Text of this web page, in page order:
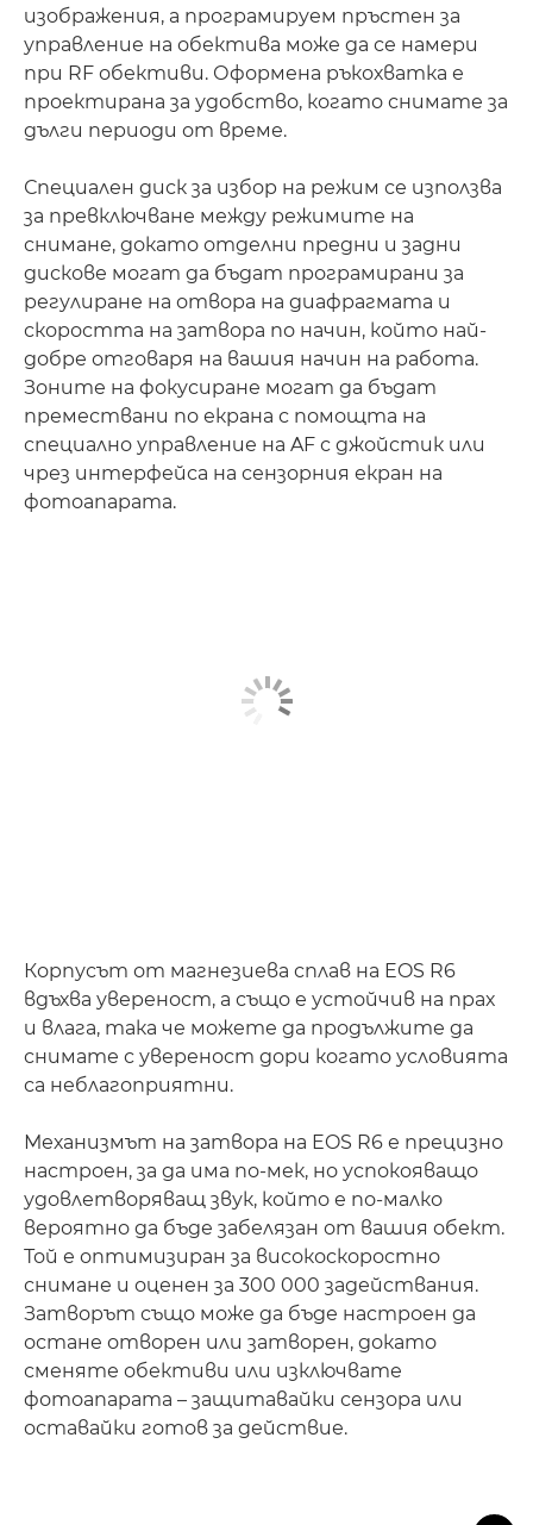
изображения, а програмируем пръстен за
управление на обектива може да се намери
при RF обективи. Оформена ръкохватка е
проектирана за удобство, когато снимате за
дълги периоди от време.
Специален диск за избор на режим се използва
за превключване между режимите на
снимане, докато отделни предни и задни
дискове могат да бъдат програмирани за
регулиране на отвора на диафрагмата и
скоростта на затвора по начин, който най-
добре отговаря на вашия начин на работа.
Зоните на фокусиране могат да бъдат
премествани по екрана с помощта на
специално управление на AF с джойстик или
чрез интерфейса на сензорния екран на
фотоапарата.
Корпусът от магнезиева сплав на EOS R6
вдъхва увереност, а също е устойчив на прах
и влага, така че можете да продължите да
снимате с увереност дори когато условията
са неблагоприятни.
Механизмът на затвора на EOS R6 е прецизно
настроен, за да има по-мек, но успокояващо
удовлетворяващ звук, който е по-малко
вероятно да бъде забелязан от вашия обект.
Той е оптимизиран за високоскоростно
снимане и оценен за 300 000 задействания.
Затворът също може да бъде настроен да
остане отворен или затворен, докато
сменяте обективи или изключвате
фотоапарата – защитавайки сензора или
оставайки готов за действие.